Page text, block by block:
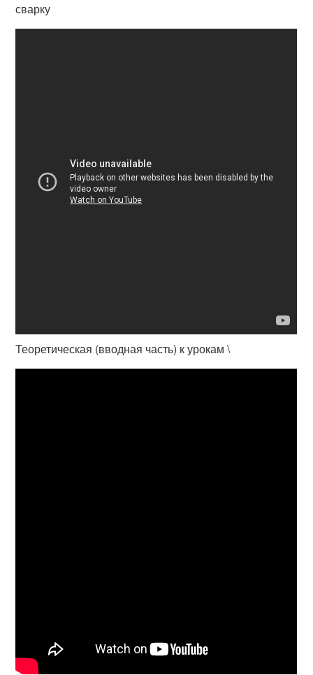
сварку
Теоретическая (вводная часть) к урокам \